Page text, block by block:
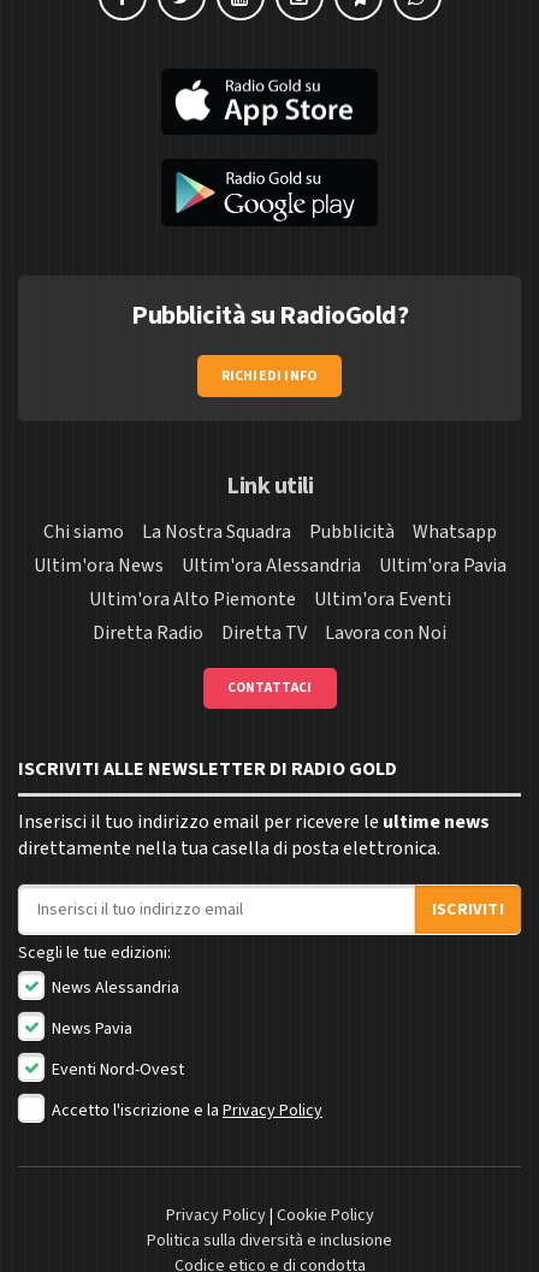
Pubblicità su RadioGold?
RICHIEDI INFO
Link utili
Chi siamo La Nostra Squadra Pubblicità
Whatsapp
Ultim'ora News
Ultim'ora Alessandria
Ultim'ora Pavia
Ultim'ora Alto Piemonte
Ultim'ora Eventi
Diretta Radio
Diretta TV Lavora con Noi
CONTATTACI
ISCRIVITI ALLE NEWSLETTER DI RADIO GOLD
Inserisci il tuo indirizzo email per ricevere le ultime news
direttamente nella tua casella di posta elettronica.
Indirizzo email
ISCRIVITI
Scegli le tue edizioni:
News Alessandria
News Pavia
Eventi Nord-Ovest
Accetto l'iscrizione e la Privacy Policy
Privacy Policy| Cookie Policy
Politica sulla diversità e inclusione
Codice etico e di condotta